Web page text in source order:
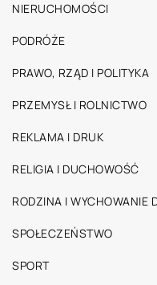
NIERUCHOMOŚCI
PODRÓŻE
PRAWO, RZĄD I POLITYKA
PRZEMYSŁ I ROLNICTWO
REKLAMA I DRUK
RELIGIA I DUCHOWOŚĆ
RODZINA I WYCHOWANIE
SPOŁECZEŃSTWO
SPORT